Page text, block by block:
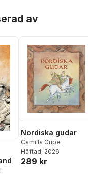
av
Nordiska gudar
Camilla Gripe
Häftad, 2026
289 kr